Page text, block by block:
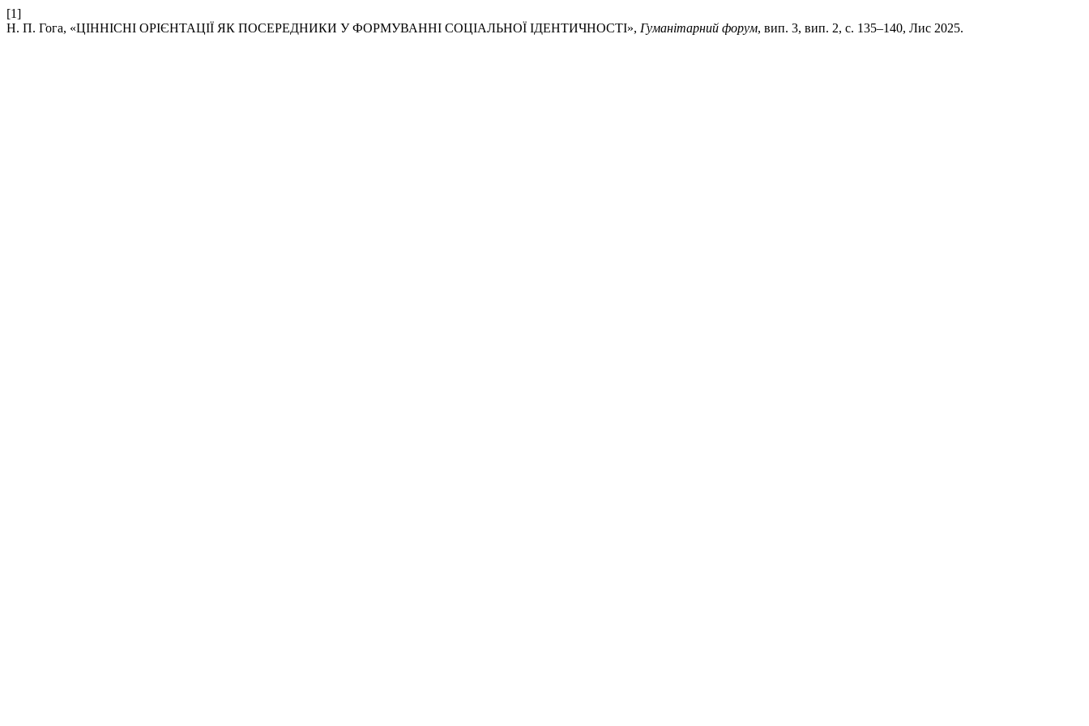
[1]
Н. П. Гога, «ЦІННІСНІ ОРІЄНТАЦІЇ ЯК ПОСЕРЕДНИКИ У ФОРМУВАННІ СОЦІАЛЬНОЇ ІДЕНТИЧНОСТІ», Гуманітарний форум, вип. 3, вип. 2, с. 135–140, Лис 2025.